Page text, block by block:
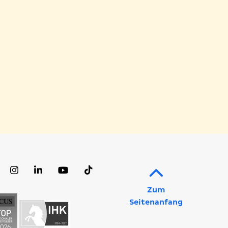
Instagram
LinkedInYouTube
Zum
Seitenanfang